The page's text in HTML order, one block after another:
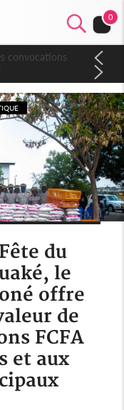
0
convocations
du
le
offre
de
FCFA
et aux